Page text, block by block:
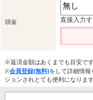
頭金 直接入力
※返済金額はあくまでも目安です
※会員登録(無料)をして詳細情報
ションされとても便利になります